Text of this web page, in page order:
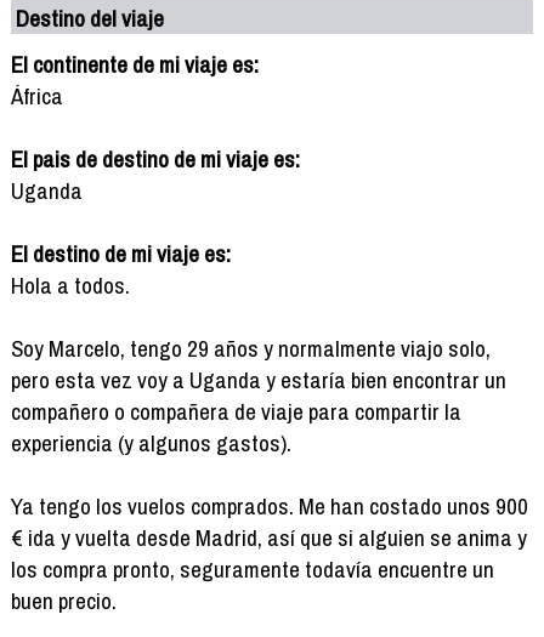
Destino del viaje
El continente de mi viaje es:
África
El pais de destino de mi viaje es:
Uganda
El destino de mi viaje es:
Hola a todos.
Soy Marcelo, tengo 29 años y normalmente viajo solo,
pero esta vez voy a Uganda y estaría bien encontrar un
compañero o compañera de viaje para compartir la
experiencia (y algunos gastos).
Ya tengo los vuelos comprados. Me han costado unos 900
€ ida y vuelta desde Madrid, así que si alguien se anima y
los compra pronto, seguramente todavía encuentre un
buen precio.